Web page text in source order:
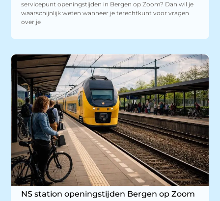
servicepunt openingstijden in Bergen op Zoom? Dan wil je
waarschijnlijk weten wanneer je terechtkunt voor vragen
over je
NS station openingstijden Bergen op Zoom